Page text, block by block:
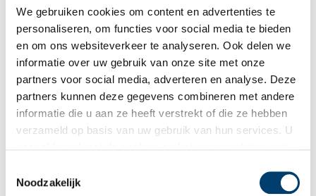
We gebruiken cookies om content en advertenties te
personaliseren, om functies voor social media te bieden
en om ons websiteverkeer te analyseren. Ook delen we
informatie over uw gebruik van onze site met onze
partners voor social media, adverteren en analyse. Deze
partners kunnen deze gegevens combineren met andere
informatie die u aan ze heeft verstrekt of die ze hebben
verzameld op basis van uw gebruik van hun services. U
Noodzakelijk
Ruim 4800 stolpboerderijen tot het bouwjaar 1965 zijn nu te
vinden op een digitale kaart. De Stolpenwaarderingskaart is op
19 april gepresenteerd tijdens de Landschapstalk in Twisk.
1 min